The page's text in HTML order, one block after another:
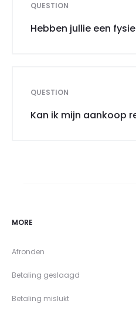
QUESTION
Hebben jullie een
QUESTION
Kan ik mijn aankoop
MORE
Afronden
Betaling geslaagd
Betaling mislukt